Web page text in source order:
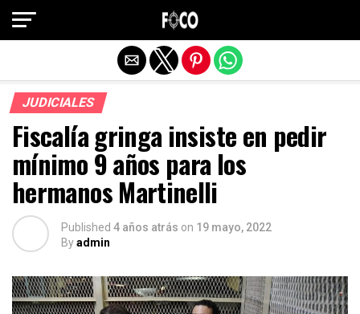
JUDICIALES
Fiscalía gringa insiste en pedir
mínimo 9 años para los
hermanos Martinelli
Published 4 años atrás on 19 mayo, 2022
Byadmin
Salir de la versión móvil